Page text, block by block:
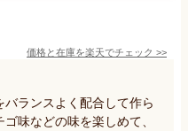
価格と在庫を楽天でチェック >>
ランスよく配合して作ら
味などの味を楽しめて、